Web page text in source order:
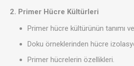
2. Primer Hücre Kültürleri
Primer hücre kültürünün tanımı
Doku örneklerinden hücre
Primer hücrelerin özellikleri.